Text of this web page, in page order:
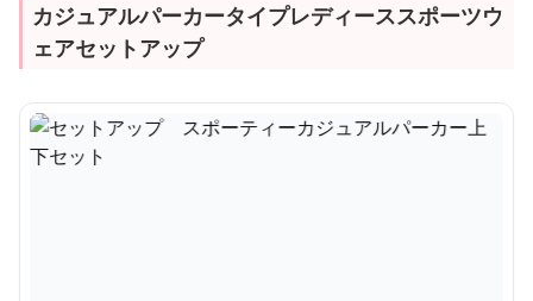
カジュアルパーカータイプレディーススポーツウ
ェアセットアップ